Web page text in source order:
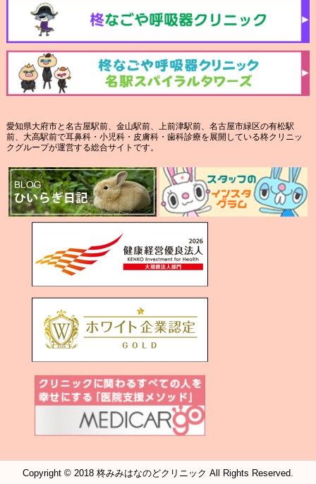
愛知県大府市と名古屋駅前、金山駅前、上前津駅前、名古屋市緑区の有松駅
前、大高駅前で耳鼻科・小児科・皮膚科・歯科診療を展開している柊クリニッ
クグループが運営する総合サイトです。
Copyright © 2018 柊みみはなのどクリニック All Rights Reserved.